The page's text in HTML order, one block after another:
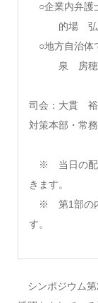
○企業内弁護
的場 弘紹（
○地方自治体
泉 房穂（明
司会：大貫 裕
対策本部・常
※ 当日の配
きます。
※ 第1部の内
す。
シンポジウム第